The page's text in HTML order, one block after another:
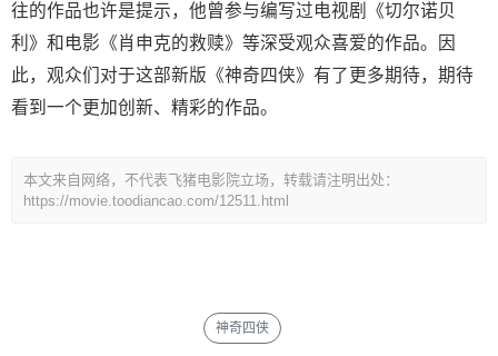
往的作品也许是提示，他曾参与编写过电视剧《切尔诺贝
利》和电影《肖申克的救赎》等深受观众喜爱的作品。因
此，观众们对于这部新版《神奇四侠》有了更多期待，期待
看到一个更加创新、精彩的作品。
本文来自网络，不代表飞猪电影院立场，转载请注明出处：
https://movie.toodiancao.com/12511.html
神奇四侠